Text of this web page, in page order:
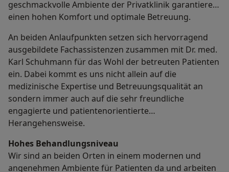
geschmackvolle Ambiente der Privatklinik garantieren
einen hohen Komfort und optimale Betreuung.
An beiden Anlaufpunkten setzen sich hervorragend
ausgebildete Fachassistenzen zusammen mit Dr. med.
Karl Schuhmann für das Wohl der betreuten Patienten
ein. Dabei kommt es uns nicht allein auf die
medizinische Expertise und Betreuungsqualität an
sondern immer auch auf die sehr freundliche
engagierte und patientenorientierte
Herangehensweise.
Hohes Behandlungsniveau
Wir sind an beiden Orten in einem modernen und
angenehmen Ambiente für Patienten da und arbeiten